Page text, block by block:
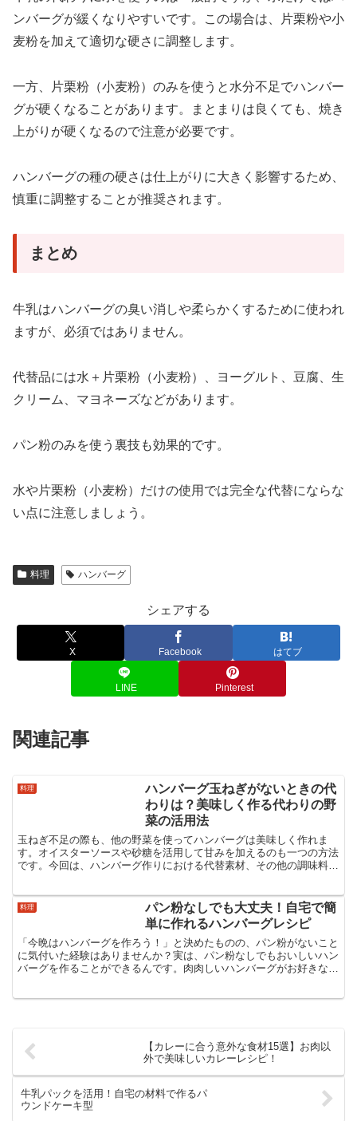
ンバーグが緩くなりやすいです。この場合は、片栗粉や小
麦粉を加えて適切な硬さに調整します。
一方、片栗粉（小麦粉）のみを使うと水分不足でハンバー
グが硬くなることがあります。まとまりは良くても、焼き
上がりが硬くなるので注意が必要です。
ハンバーグの種の硬さは仕上がりに大きく影響するため、
慎重に調整することが推奨されます。
まとめ
牛乳はハンバーグの臭い消しや柔らかくするために使われ
ますが、必須ではありません。
代替品には水＋片栗粉（小麦粉）、ヨーグルト、豆腐、生
クリーム、マヨネーズなどがあります。
パン粉のみを使う裏技も効果的です。
水や片栗粉（小麦粉）だけの使用では完全な代替にならな
い点に注意しましょう。
料理 ハンバーグ
シェアする
X Facebook はてブ
LINE Pinterest
関連記事
料理
ハンバーグ玉ねぎがないときの代
わりは？美味しく作る代わりの野
菜の活用法
玉ねぎ不足の際も、他の野菜を使ってハンバーグは美味しく作れま
す。オイスターソースや砂糖を活用して甘みを加えるのも一つの方法
です。今回は、ハンバーグ作りにおける代替素材、その他の調味料の
料理
パン粉なしでも大丈夫！自宅で簡
単に作れるハンバーグレシピ
「今晩はハンバーグを作ろう！」と決めたものの、パン粉がないこと
に気付いた経験はありませんか？実は、パン粉なしでもおいしいハン
バーグを作ることができるんです。肉肉しいハンバーグがお好きな方
【カレーに合う意外な食材15選】お肉以
外で美味しいカレーレシピ！
牛乳パックを活用！自宅の材料で作るパ
ウンドケーキ型